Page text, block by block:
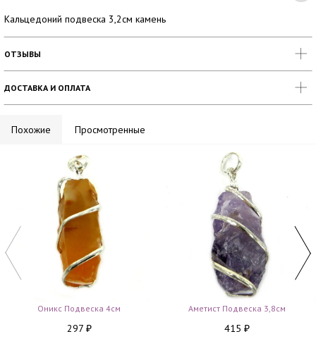
Кальцедоний подвеска 3,2см камень
ОТЗЫВЫ
ДОСТАВКА И ОПЛАТА
Похожие Просмотренные
Оникс Подвеска 4см
297 ₽
Аметист Подвеска 3,8см
415 ₽